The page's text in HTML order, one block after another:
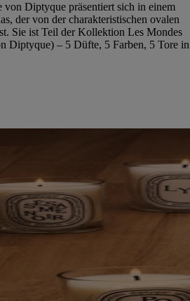
von Diptyque präsentiert sich in einem
der von der charakteristischen ovalen
Sie ist Teil der Kollektion Les Mondes
Diptyque) – 5 Düfte, 5 Farben, 5 Tore in